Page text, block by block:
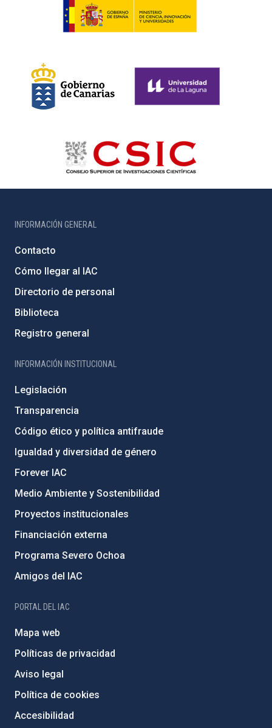
INFORMACIÓN GENERAL
Contacto
Cómo llegar al IAC
Directorio de personal
Biblioteca
Registro general
INFORMACIÓN INSTITUCIONAL
Legislación
Transparencia
Código ético y política antifraude
Igualdad y diversidad de género
Forever IAC
Medio Ambiente y Sostenibilidad
Proyectos institucionales
Financiación externa
Programa Severo Ochoa
Amigos del IAC
PORTAL DEL IAC
Mapa web
Políticas de privacidad
Aviso legal
Política de cookies
Accesibilidad